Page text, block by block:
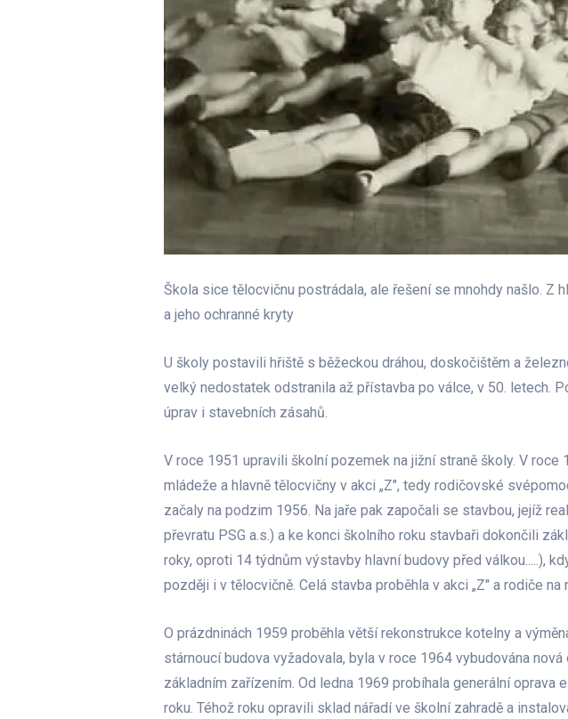
Škola sice tělocvičnu postrádala, ale řešení se mnohdy našlo.
a jeho ochranné kryty
U školy postavili hřiště s běžeckou dráhou, doskočištěm a
velký nedostatek odstranila až přístavba po válce, v 50. letech.
úprav i stavebních zásahů.
V roce 1951 upravili školní pozemek na jižní straně školy. V
mládeže a hlavně tělocvičny v akci „Z", tedy rodičovské
začaly na podzim 1956. Na jaře pak započali se stavbou, jejíž
převratu PSG a.s.) a ke konci školního roku stavbaři dokončili
roky, oproti 14 týdnům výstavby hlavní budovy před válkou.....),
později i v tělocvičně. Celá stavba proběhla v akci „Z" a rodiče
O prázdninách 1959 proběhla větší rekonstrukce kotelny a
stárnoucí budova vyžadovala, byla v roce 1964 vybudována
základním zařízením. Od ledna 1969 probíhala generální
roku. Téhož roku opravili sklad nářadí ve školní zahradě a